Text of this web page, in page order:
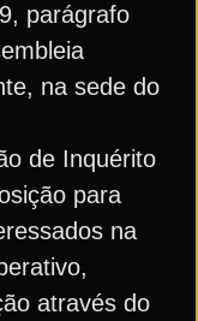
parágrafo
na sede do
de Inquérito
para
na
através do